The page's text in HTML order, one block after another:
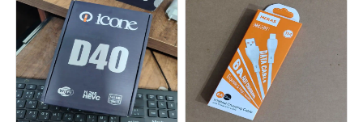
Ajouter au panier Ajouter au panier